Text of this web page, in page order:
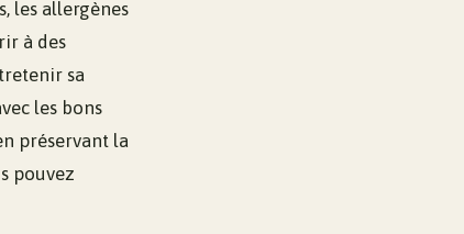
les allergènes
à des
sa
les bons
préservant la
pouvez